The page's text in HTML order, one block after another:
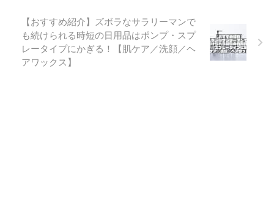
ーバル版の登場を待っていたので
すがUK版も日本と同日9/27に発
売のようですので日本版と同じタ
イミングになったと思われます。
という ...
っとボクだけではないのではない
でしょうか ...
【おすすめ紹介】ズボラなサラリーマンで
も続けられる時短の日用品はポンプ・スプ
レータイプにかぎる！【肌ケア／洗顔／ヘ
アワックス】